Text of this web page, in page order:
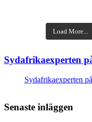
Load More...
Sydafrikaexperten
Sydafrikaexperten
Senaste inläggen